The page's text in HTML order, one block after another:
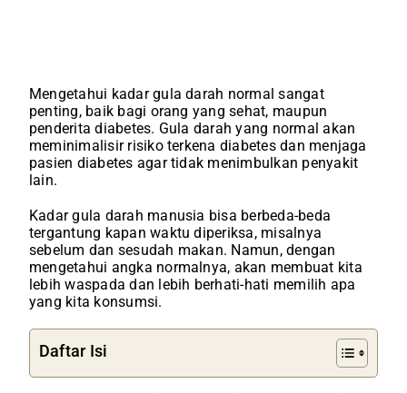
Mengetahui kadar gula darah normal sangat
penting, baik bagi orang yang sehat, maupun
penderita diabetes. Gula darah yang normal akan
meminimalisir risiko terkena diabetes dan menjaga
pasien diabetes agar tidak menimbulkan penyakit
lain.
Kadar gula darah manusia bisa berbeda-beda
tergantung kapan waktu diperiksa, misalnya
sebelum dan sesudah makan. Namun, dengan
mengetahui angka normalnya, akan membuat kita
lebih waspada dan lebih berhati-hati memilih apa
yang kita konsumsi.
Daftar Isi